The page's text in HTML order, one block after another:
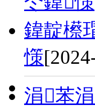
鍏靛櫒
憡
涓苯